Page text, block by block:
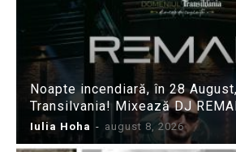
Noapte incendiară, în 28
Transilvania! Mixează DJ
Iulia Hoha - august 8, 2026